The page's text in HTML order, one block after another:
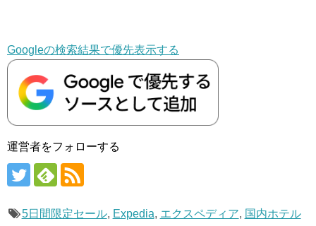
Googleの検索結果で優先表示する
運営者をフォローする
5日間限定セール, Expedia, エクスペディア, 国内ホテル